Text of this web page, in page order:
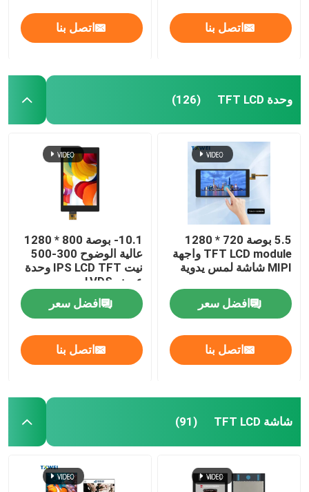
اتصل بنا اتصل بنا
وحدة TFT LCD (126)
5.5 بوصة 720 * 1280
TFT LCD module واجهة
MIPI شاشة لمس يدوية
افضل سعر
اتصل بنا
10.1- بوصة 800 * 1280
عالية الوضوح 300-500
نيت IPS LCD TFT وحدة
عرض LVDS
افضل سعر
اتصل بنا
شاشة TFT LCD (91)